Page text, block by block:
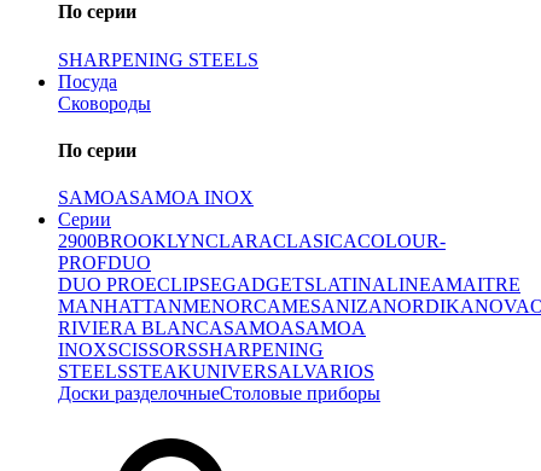
По серии
SHARPENING STEELS
Посуда
Сковороды
По серии
SAMOASAMOA INOX
Серии
2900BROOKLYNCLARACLASICACOLOUR-
PROFDUO
DUO PROECLIPSEGADGETSLATINALINEAMAITRE
MANHATTANMENORCAMESANIZANORDIKANOVA
RIVIERA BLANCASAMOASAMOA
INOXSCISSORSSHARPENING
STEELSSTEAKUNIVERSALVARIOS
Доски разделочныеСтоловые приборы